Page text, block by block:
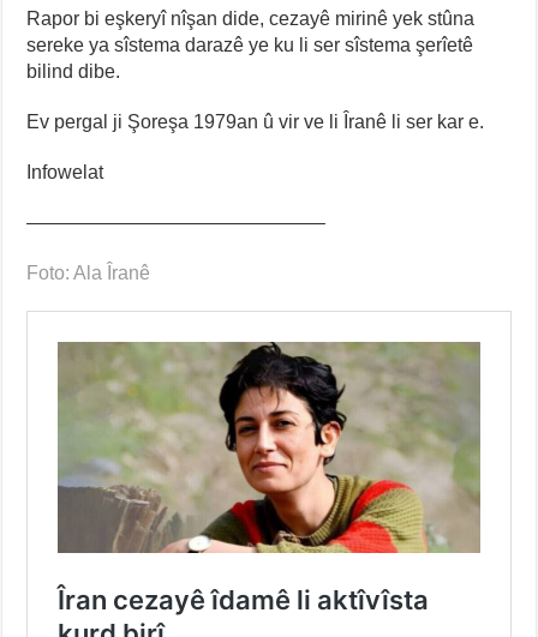
Rapor bi eşkeryî nîşan dide, cezayê mirinê yek stûna
sereke ya sîstema darazê ye ku li ser sîstema şerîetê
bilind dibe.
Ev pergal ji Şoreşa 1979an û vir ve li Îranê li ser kar e.
Infowelat
———————————————–
Foto: Ala Îranê